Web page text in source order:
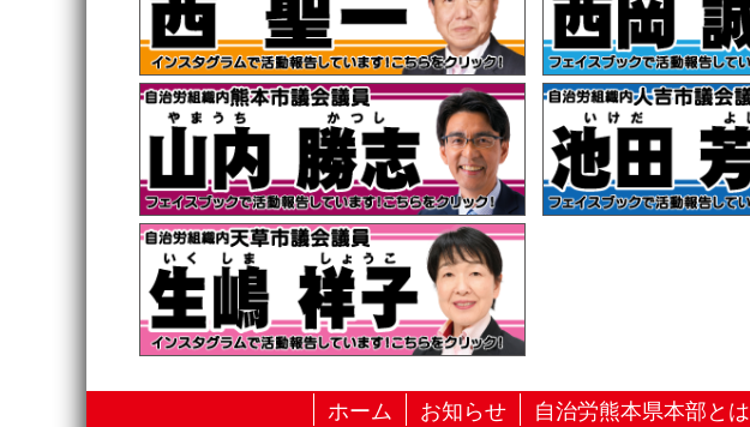
ホーム お知らせ 自治労熊本県本部とは